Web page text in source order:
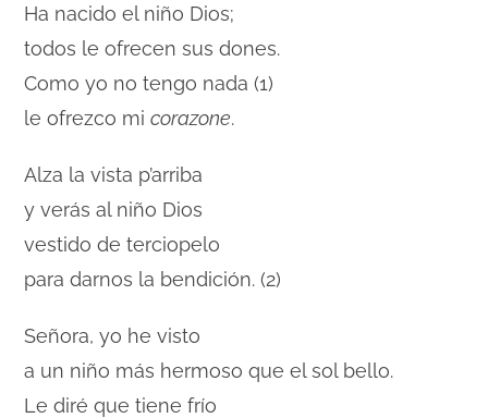
Ha nacido el niño Dios;
todos le ofrecen sus dones.
Como yo no tengo nada (1)
le ofrezco micorazone.
Alza la vista p’arriba
y verás al niño Dios
vestido de terciopelo
para darnos la bendición. (2)
Señora, yo he visto
a un niño más hermoso que el sol bello.
Le diré que tiene frío